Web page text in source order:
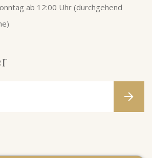
ab 12:00 Uhr (durchgehend